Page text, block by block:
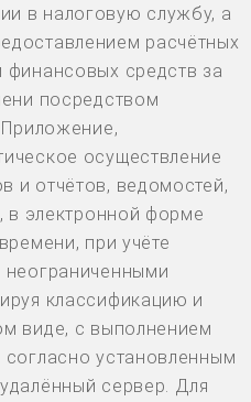
в налоговую службу, а
расчётных
финансовых средств за
посредством
Приложение,
осуществление
и отчётов, ведомостей,
в электронной форме
при учёте
классификацию и
виде, с выполнением
установленным
сервер. Для